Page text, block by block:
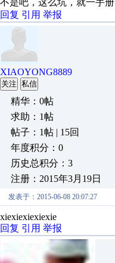
不是吧，这么坑，就一手册
回复 引用 举报
XIAOYONG8889
关注 私信
精华：0帖
求助：1帖
帖子：1帖 | 15回
年度积分：0
历史总积分：3
注册：2015年3月19日
发表于：2015-06-08 20:07:27
xiexiexiexiexie
回复 引用 举报